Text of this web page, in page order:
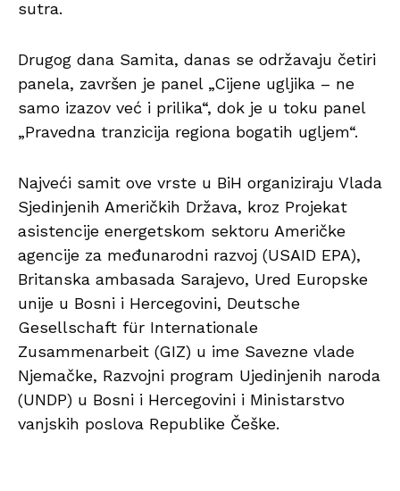
sutra.
Drugog dana Samita, danas se održavaju četiri
panela, završen je panel „Cijene ugljika – ne
samo izazov već i prilika“, dok je u toku panel
„Pravedna tranzicija regiona bogatih ugljem“.
Najveći samit ove vrste u BiH organiziraju Vlada
Sjedinjenih Američkih Država, kroz Projekat
asistencije energetskom sektoru Američke
agencije za međunarodni razvoj (USAID EPA),
Britanska ambasada Sarajevo, Ured Europske
unije u Bosni i Hercegovini, Deutsche
Gesellschaft für Internationale
Zusammenarbeit (GIZ) u ime Savezne vlade
Njemačke, Razvojni program Ujedinjenih naroda
(UNDP) u Bosni i Hercegovini i Ministarstvo
vanjskih poslova Republike Češke.